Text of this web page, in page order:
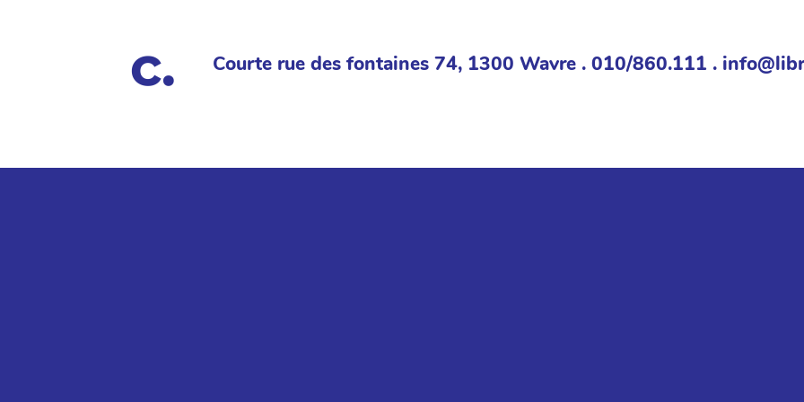
Courte rue des fontaines 74, 1300 Wavre . 010/860.111 .